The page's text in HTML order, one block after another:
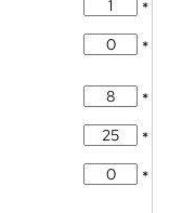
*
*
*
*
*